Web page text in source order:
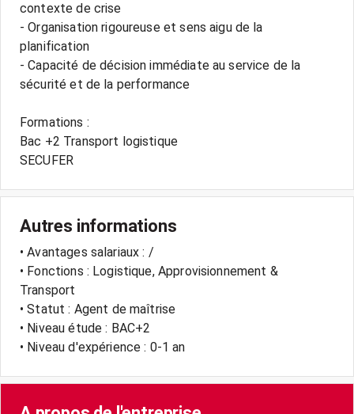
contexte de crise
- Organisation rigoureuse et sens aigu de la
planification
- Capacité de décision immédiate au service de la
sécurité et de la performance
Formations :
Bac +2 Transport logistique
Autres informations
• Avantages salariaux : /
• Fonctions : Logistique, Approvisionnement &
Transport
• Statut : Agent de maîtrise
• Niveau étude : BAC+2
• Niveau d'expérience : 0-1 an